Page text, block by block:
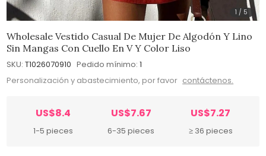
1 / 5
Wholesale Vestido Casual De Mujer De Algodón Y Lino
Sin Mangas Con Cuello En V Y Color Liso
SKU: T1026070910 Pedido mínimo: 1
Personalización y abastecimiento, por favor contáctenos.
US$8.4
1-5 pieces
US$7.67
6-35 pieces
US$7.27
≥ 36 pieces